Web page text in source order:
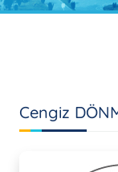
Cengiz